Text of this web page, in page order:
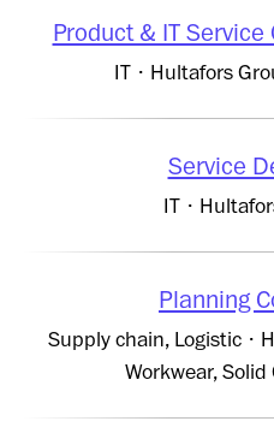
Product & IT
IT · Hultafors
Service
IT ·
Planning
Supply chain, Logistic ·
Workwear, Solid